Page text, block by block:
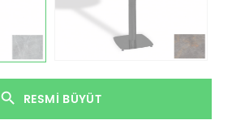
RESMI BÜYÜT